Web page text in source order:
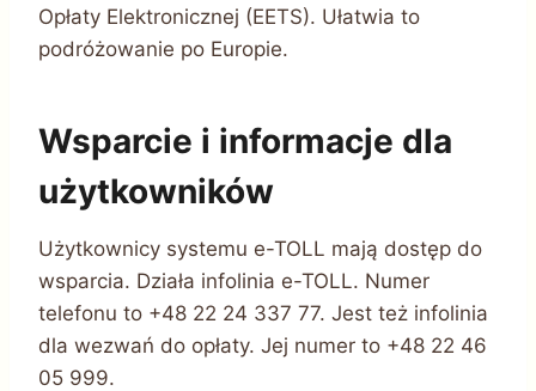
Opłaty Elektronicznej (EETS). Ułatwia to
podróżowanie po Europie.
Wsparcie i informacje dla
użytkowników
Użytkownicy systemu e-TOLL mają dostęp do
wsparcia. Działa infolinia e-TOLL. Numer
telefonu to +48 22 24 337 77. Jest też infolinia
dla wezwań do opłaty. Jej numer to +48 22 46
05 999.